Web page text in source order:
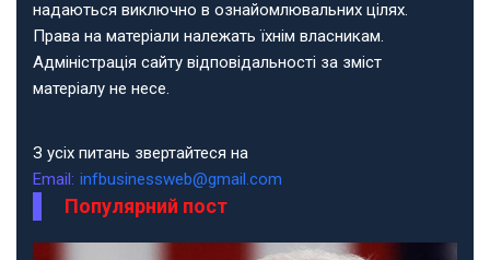
надаються виключно в ознайомлювальних цілях.
Права на матеріали належать їхнім власникам.
Адміністрація сайту відповідальності за зміст
матеріалу не несе.
З усіх питань звертайтеся на
Email: infbusinessweb@gmail.com
Популярний пост